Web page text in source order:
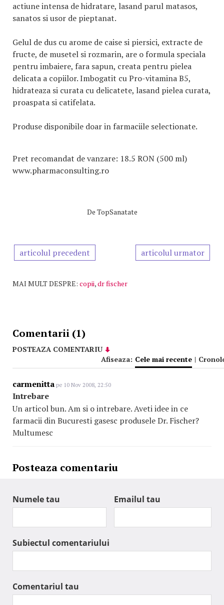
actiune intensa de hidratare, lasand parul matasos,
sanatos si usor de pieptanat.
Gelul de dus cu arome de caise si piersici, extracte de
fructe, de musetel si rozmarin, are o formula speciala
pentru imbaiere, fara sapun, creata pentru pielea
delicata a copiilor. Imbogatit cu Pro-vitamina B5,
hidrateaza si curata cu delicatete, lasand pielea curata,
proaspata si catifelata.
Produse disponibile doar in farmaciile selectionate.
Pret recomandat de vanzare: 18.5 RON (500 ml)
www.pharmaconsulting.ro
De TopSanatate
articolul precedent articolul urmator
MAI MULT DESPRE: copii,dr fischer
Comentarii (1)
POSTEAZA COMENTARIU
Afiseaza: Cele mai recente |
carmenitta pe 10 Nov 2008, 22:50
Intrebare
Un articol bun. Am si o intrebare. Aveti idee in ce
farmacii din Bucuresti gasesc produsele Dr. Fischer?
Multumesc
Posteaza comentariu
Numele tau Emailul tau
Subiectul comentariului
Comentariul tau